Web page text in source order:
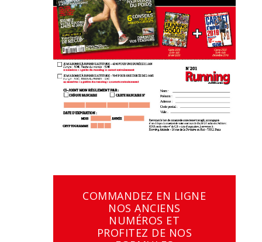
COMMANDEZ EN LIGNE
NOS ANCIENS
NUMÉROS ET
PROFITEZ DE NOS